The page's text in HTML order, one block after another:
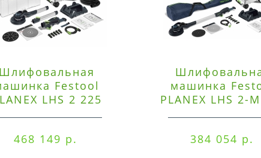
Festool
LHS 2 225
468 149 р.
машинка
PLANEX LHS 2-
384 054 р.